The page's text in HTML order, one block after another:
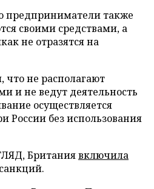
предприниматели также
своими средствами, а
не отразятся на
не располагают
и не ведут деятельность
осуществляется
России без использования
Британиявключила